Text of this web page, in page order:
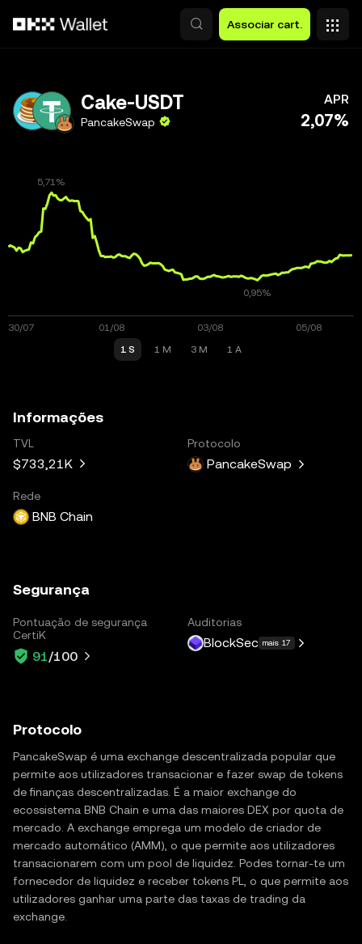
Associar cart.
Cake-USDT
PancakeSwap
APR
2,07%
1 S 1 M 3 M 1 A
Informações
TVL
$733,21K
Protocolo
PancakeSwap
Rede
BNB Chain
Segurança
Pontuação de segurança
CertiK
91/100
Auditorias
BlockSec mais 17
Protocolo
PancakeSwap é uma exchange descentralizada popular que
permite aos utilizadores transacionar e fazer swap de tokens
de finanças descentralizadas. É a maior exchange do
ecossistema BNB Chain e uma das maiores DEX por quota de
mercado. A exchange emprega um modelo de criador de
mercado automático (AMM), o que permite aos utilizadores
transacionarem com um pool de liquidez. Podes tornar-te um
fornecedor de liquidez e receber tokens PL, o que permite aos
utilizadores ganhar uma parte das taxas de trading da
exchange.